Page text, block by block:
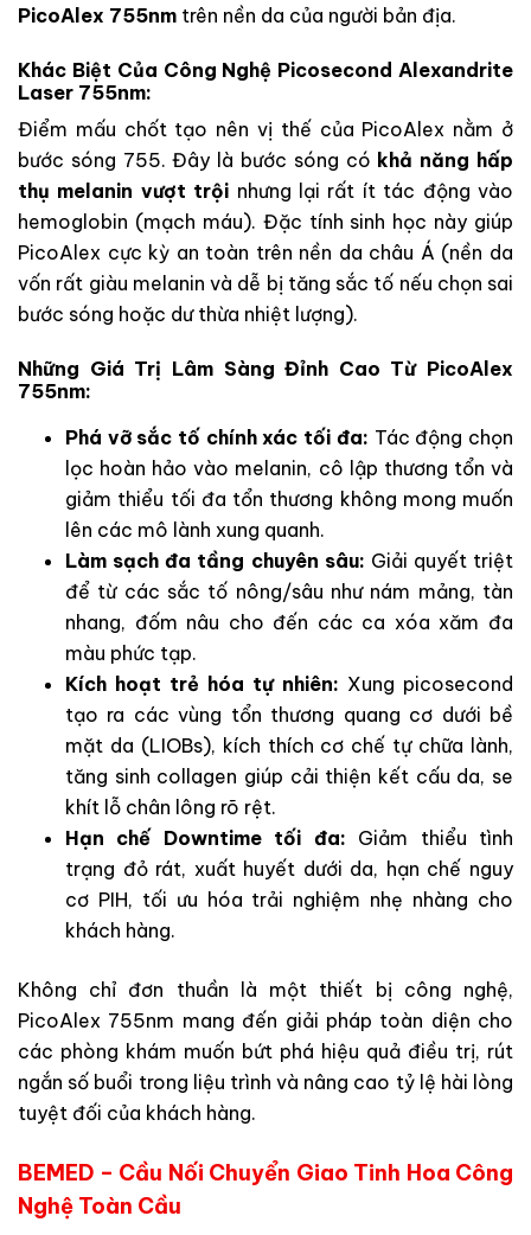
PicoAlex 755nm trên nền da của người bản địa.
Khác Biệt Của Công Nghệ Picosecond Alexandrite
Laser 755nm:
Điểm mấu chốt tạo nên vị thế của PicoAlex nằm ở
bước sóng 755. Đây là bước sóng có khả năng hấp
thụ melanin vượt trội nhưng lại rất ít tác động vào
hemoglobin (mạch máu). Đặc tính sinh học này giúp
PicoAlex cực kỳ an toàn trên nền da châu Á (nền da
vốn rất giàu melanin và dễ bị tăng sắc tố nếu chọn sai
bước sóng hoặc dư thừa nhiệt lượng).
Những Giá Trị Lâm Sàng Đỉnh Cao Từ PicoAlex
755nm:
Phá vỡ sắc tố chính xác tối đa: Tác động chọn
lọc hoàn hảo vào melanin, cô lập thương tổn và
giảm thiểu tối đa tổn thương không mong muốn
lên các mô lành xung quanh.
Làm sạch đa tầng chuyên sâu: Giải quyết triệt
để từ các sắc tố nông/sâu như nám mảng, tàn
nhang, đốm nâu cho đến các ca xóa xăm đa
màu phức tạp.
Kích hoạt trẻ hóa tự nhiên: Xung picosecond
tạo ra các vùng tổn thương quang cơ dưới bề
mặt da (LIOBs), kích thích cơ chế tự chữa lành,
tăng sinh collagen giúp cải thiện kết cấu da, se
khít lỗ chân lông rõ rệt.
Hạn chế Downtime tối đa: Giảm thiểu tình
trạng đỏ rát, xuất huyết dưới da, hạn chế nguy
cơ PIH, tối ưu hóa trải nghiệm nhẹ nhàng cho
khách hàng.
Không chỉ đơn thuần là một thiết bị công nghệ,
PicoAlex 755nm mang đến giải pháp toàn diện cho
các phòng khám muốn bứt phá hiệu quả điều trị, rút
ngắn số buổi trong liệu trình và nâng cao tỷ lệ hài lòng
tuyệt đối của khách hàng.
BEMED – Cầu Nối Chuyển Giao Tinh Hoa Công
Nghệ Toàn Cầu